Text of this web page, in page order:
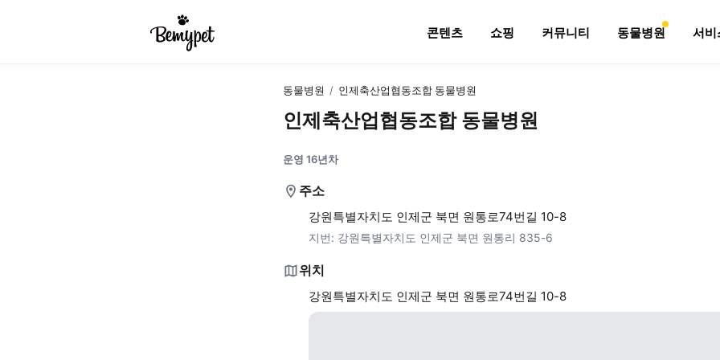
콘텐츠 쇼핑 커뮤니티 동물병원 서비
동물병원 / 인제축산업협동조합 동물병원
인제축산업협동조합 동물병원
운영 16년차
주소
강원특별자치도 인제군 북면 원통로74번길 10-8
지번: 강원특별자치도 인제군 북면 원통리 835-6
위치
강원특별자치도 인제군 북면 원통로74번길 10-8